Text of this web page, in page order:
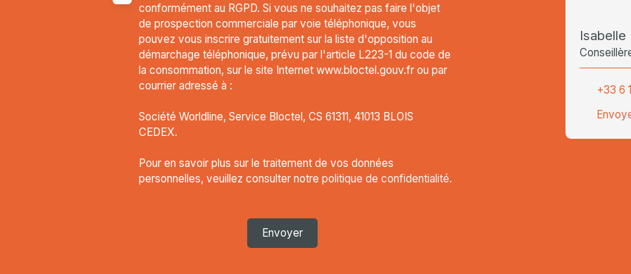
conformément au RGPD. Si vous ne souhaitez pas faire l'objet
de prospection commerciale par voie téléphonique, vous
pouvez vous inscrire gratuitement sur la liste d'opposition au
démarchage téléphonique, prévu par l'article L223-1 du code de
la consommation, sur le site Internet www.bloctel.gouv.fr ou par
courrier adressé à :
Société Worldline, Service Bloctel, CS 61311, 41013 BLOIS
CEDEX.
Pour en savoir plus sur le traitement de vos données
personnelles, veuillez consulter notre politique de confidentialité.
Envoyer
Isabelle
+33 6